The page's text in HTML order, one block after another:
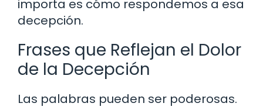
importa es cómo respondemos a esa
decepción.
Frases que Reflejan el Dolor
de la Decepción
Las palabras pueden ser poderosas.